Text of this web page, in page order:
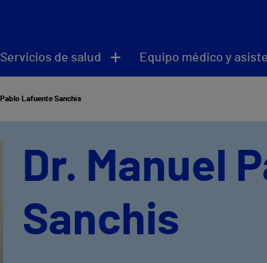
Servicios de salud Equipo médico y
Pablo Lafuente Sanchis
Dr. Manuel
Sanchis